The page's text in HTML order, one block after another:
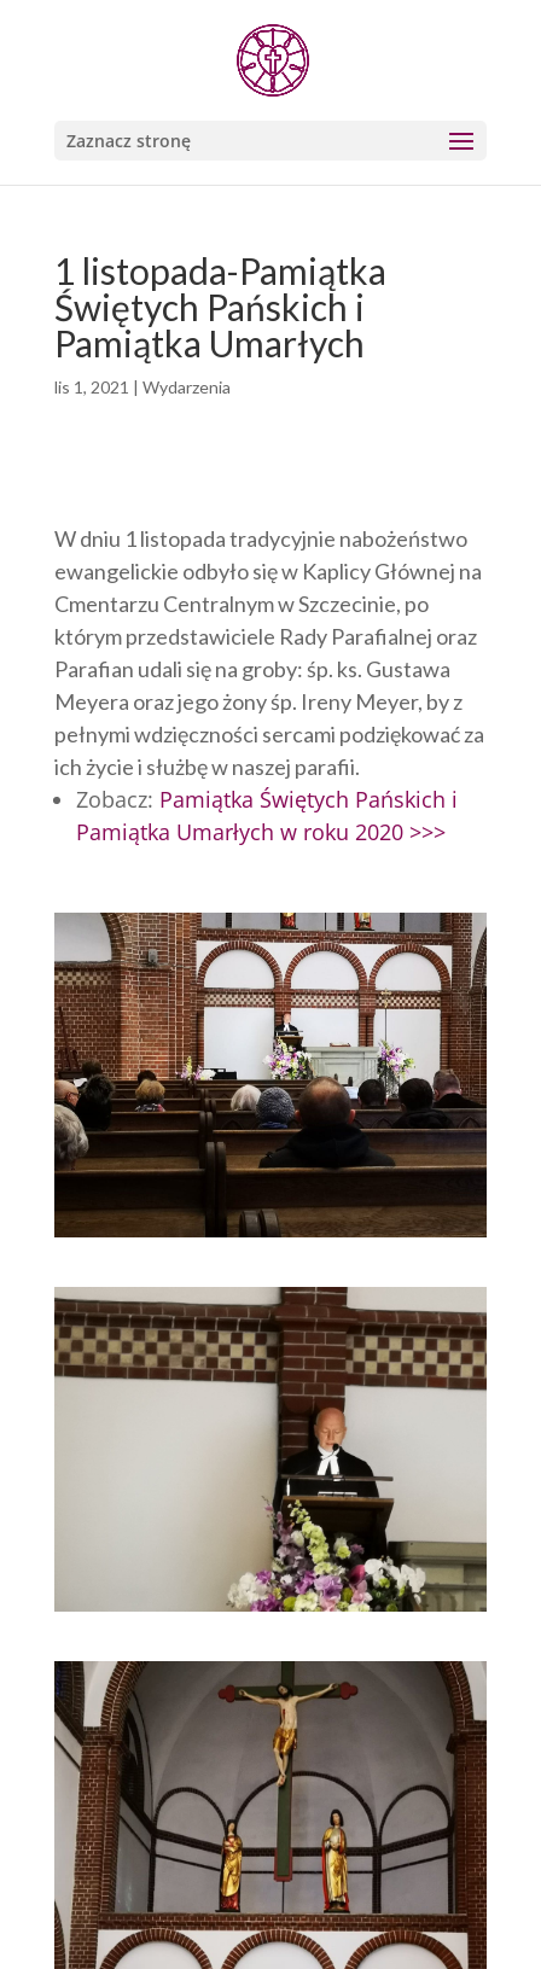
Zaznacz stronę
1 listopada-Pamiątka
Świętych Pańskich i
Pamiątka Umarłych
lis 1, 2021 | Wydarzenia
W dniu 1 listopada tradycyjnie nabożeństwo
ewangelickie odbyło się w Kaplicy Głównej na
Cmentarzu Centralnym w Szczecinie, po
którym przedstawiciele Rady Parafialnej oraz
Parafian udali się na groby: śp. ks. Gustawa
Meyera oraz jego żony śp. Ireny Meyer, by z
pełnymi wdzięczności sercami podziękować za
ich życie i służbę w naszej parafii.
Zobacz: Pamiątka Świętych Pańskich i
Pamiątka Umarłych w roku 2020 >>>